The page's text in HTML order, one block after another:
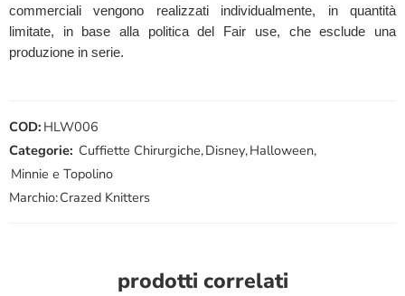
commerciali vengono realizzati individualmente, in quantità
limitate, in base alla politica del Fair use, che esclude una
produzione in serie.
COD: HLW006
Categorie: Cuffiette Chirurgiche,Disney,Halloween,
Minnie e Topolino
Marchio:Crazed Knitters
prodotti correlati